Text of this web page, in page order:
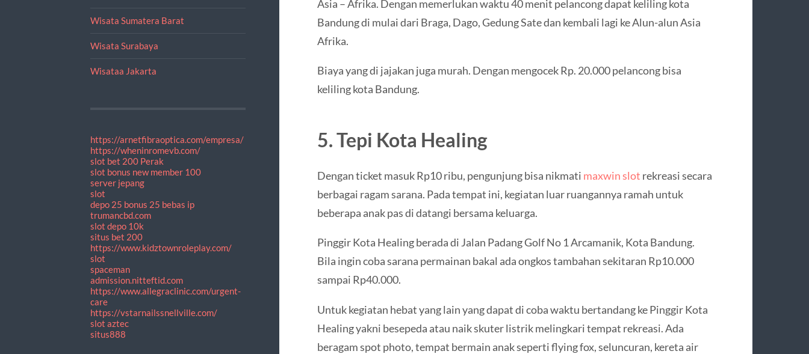
Wisata Sumatera Barat
Wisata Surabaya
Wisataa Jakarta
https://arnetfibraoptica.com/empresa/
https://wheninromevb.com/
slot bet 200 Perak
slot bonus new member 100
server jepang
slot
depo 25 bonus 25 bebas ip
trumancbd.com
slot depo 10k
situs bet 200
https://www.kidztownroleplay.com/
slot
spaceman
admission.nitteftid.com
https://www.allegraclinic.com/urgent-
care
https://vstarnailssnellville.com/
slot aztec
situs888
Asia – Afrika. Dengan memerlukan waktu 40 menit pelancong dapat keliling kota
Bandung di mulai dari Braga, Dago, Gedung Sate dan kembali lagi ke Alun-alun Asia
Afrika.
Biaya yang di jajakan juga murah. Dengan mengocek Rp. 20.000 pelancong bisa
keliling kota Bandung.
5. Tepi Kota Healing
Dengan ticket masuk Rp10 ribu, pengunjung bisa nikmati maxwin slot rekreasi secara
berbagai ragam sarana. Pada tempat ini, kegiatan luar ruangannya ramah untuk
beberapa anak pas di datangi bersama keluarga.
Pinggir Kota Healing berada di Jalan Padang Golf No 1 Arcamanik, Kota Bandung.
Bila ingin coba sarana permainan bakal ada ongkos tambahan sekitaran Rp10.000
sampai Rp40.000.
Untuk kegiatan hebat yang lain yang dapat di coba waktu bertandang ke Pinggir Kota
Healing yakni besepeda atau naik skuter listrik melingkari tempat rekreasi. Ada
beragam spot photo, tempat bermain anak seperti flying fox, seluncuran, kereta air